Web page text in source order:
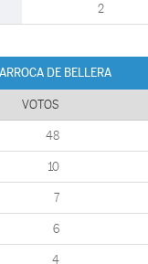
2
DE BELLERA
VOTOS
48
10
7
6
4